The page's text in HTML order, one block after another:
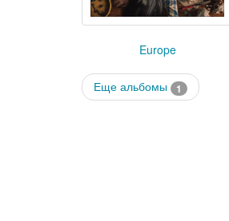
Europe
Еще альбомы 1